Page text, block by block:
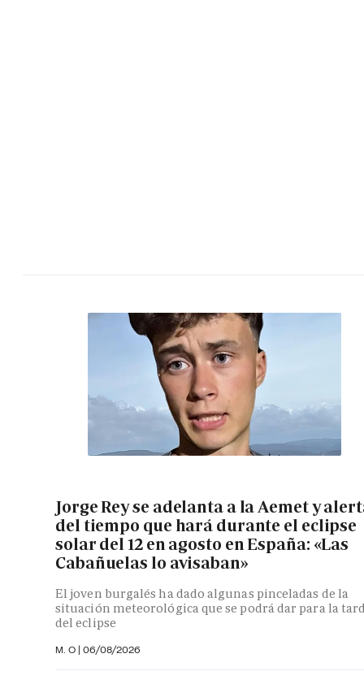
Jorge Rey se adelanta a la Aemet y
del tiempo que hará durante el eclipse
solar del 12 en agosto en España: «Las
Cabañuelas lo avisaban»
El joven burgalés ha dado algunas pinceladas de la
situación meteorológica que se podrá dar para la
del eclipse
M. O | 06/08/2026